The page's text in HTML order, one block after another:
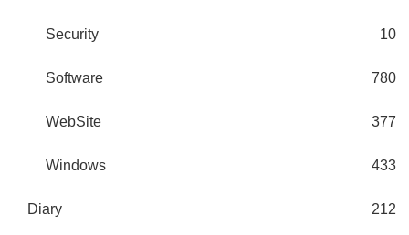
Security 10
Software 780
WebSite 377
Windows 433
Diary 212